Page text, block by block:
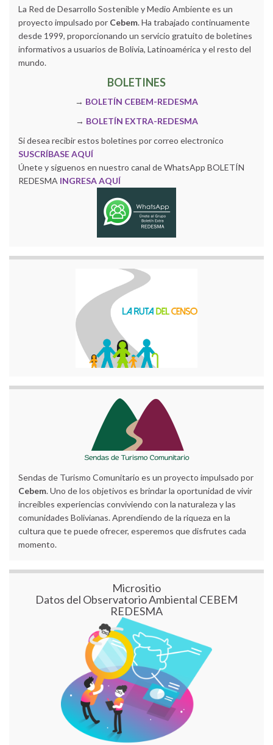
La Red de Desarrollo Sostenible y Medio Ambiente es un
proyecto impulsado por Cebem. Ha trabajado continuamente
desde 1999, proporcionando un servicio gratuito de boletines
informativos a usuarios de Bolivia, Latinoamérica y el resto del
mundo.
BOLETINES
→ BOLETÍN CEBEM-REDESMA
→ BOLETÍN EXTRA-REDESMA
Si desea recibir estos boletines por correo electronico
SUSCRÍBASE AQUÍ
Únete y siguenos en nuestro canal de WhatsApp BOLETÍN
REDESMA INGRESA AQUÍ
Sendas de Turismo Comunitario es un proyecto impulsado por
Cebem. Uno de los objetivos es brindar la oportunidad de vivir
increíbles experiencias conviviendo con la naturaleza y las
comunidades Bolivianas. Aprendiendo de la riqueza en la
cultura que te puede ofrecer, esperemos que disfrutes cada
momento.
Micrositio
Datos del Observatorio Ambiental CEBEM
REDESMA